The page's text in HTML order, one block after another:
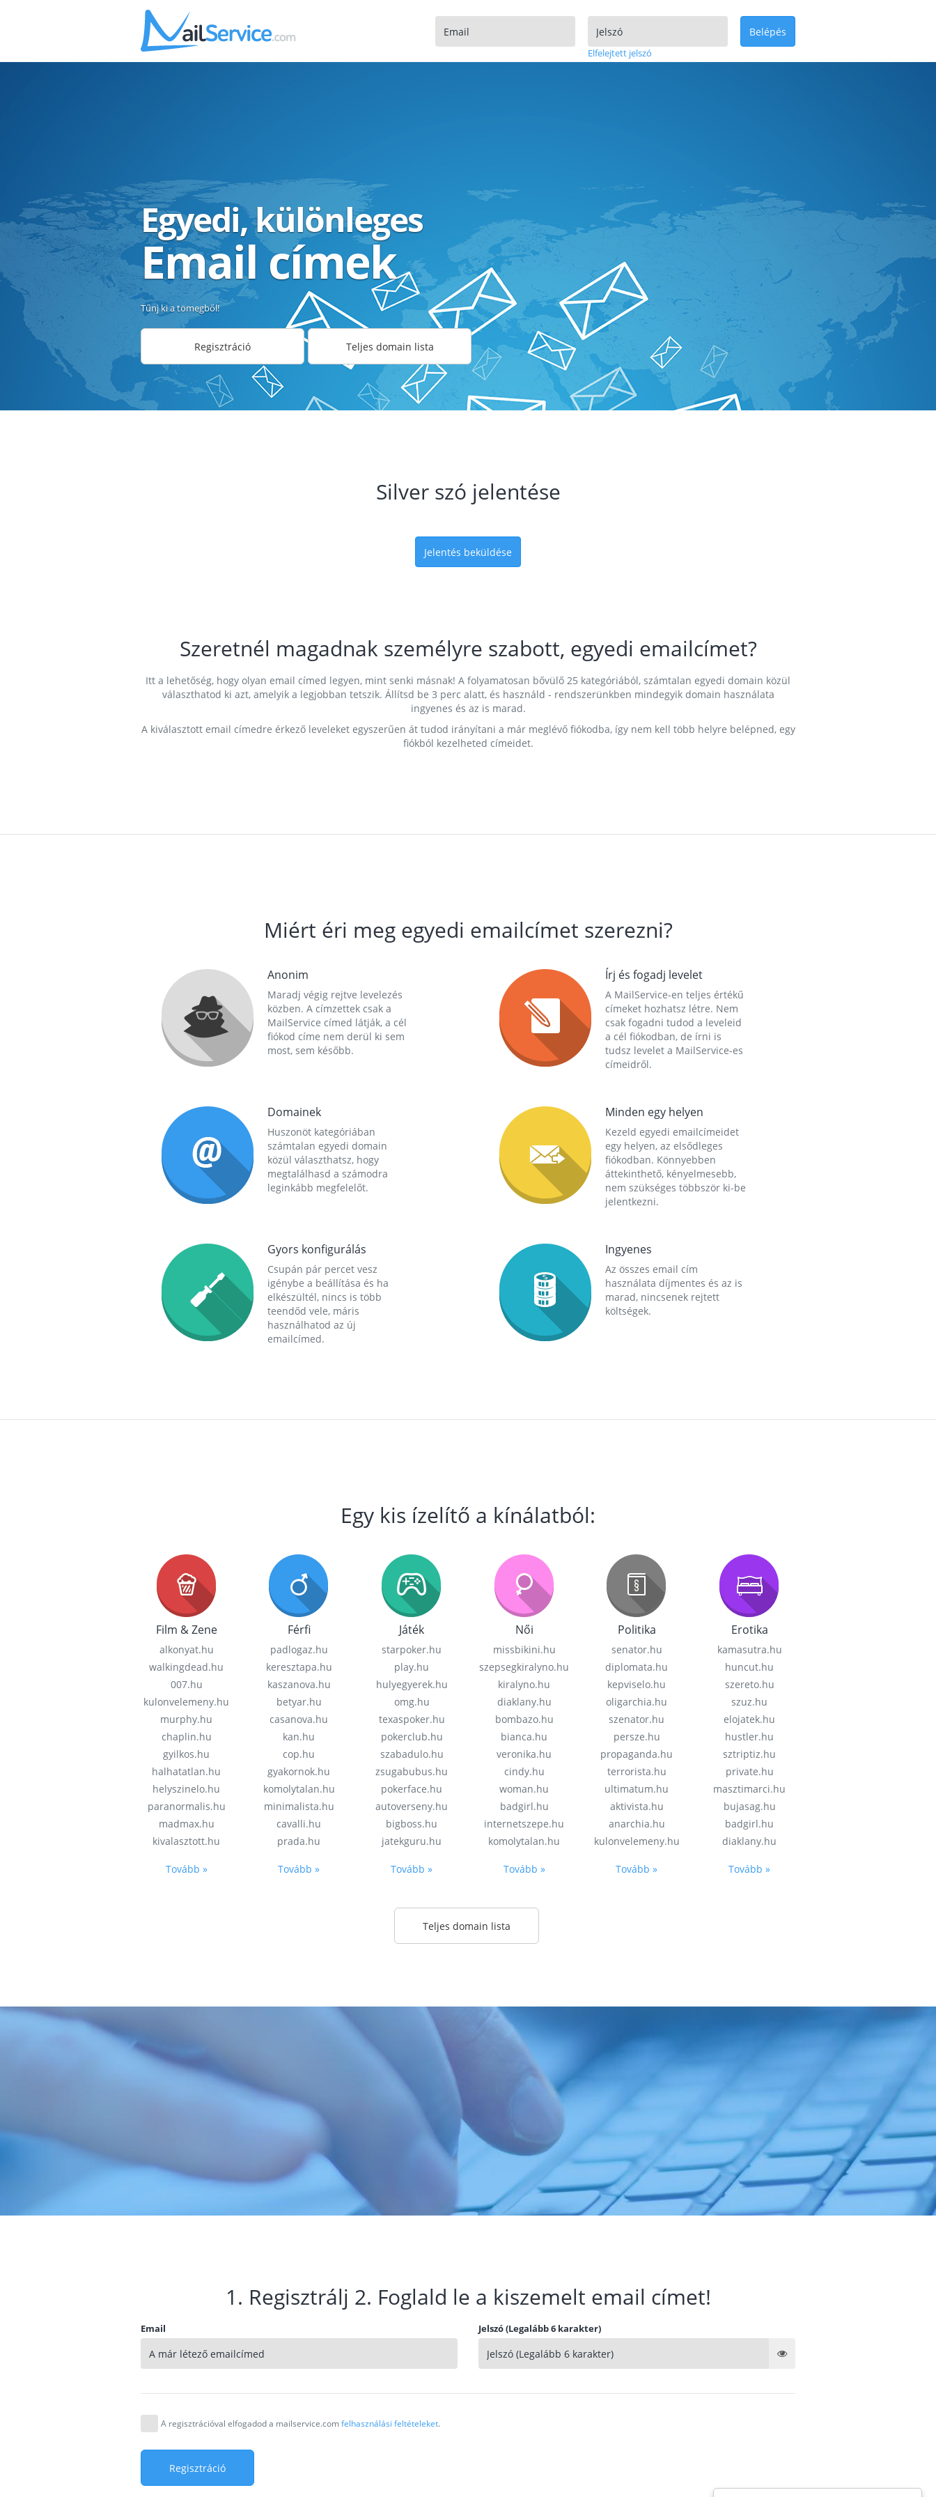
Elfelejtett jelszó
Belépés
Egyedi, különleges
Email címek
Tűnj ki a tömegből!
Regisztráció Teljes domain lista
Silver szó jelentése
Jelentés beküldése
Szeretnél magadnak személyre szabott, egyedi emailcímet?
Itt a lehetőség, hogy olyan email címed legyen, mint senki másnak! A folyamatosan bővülő 25 kategóriából, számtalan egyedi domain közül
választhatod ki azt, amelyik a legjobban tetszik. Állítsd be 3 perc alatt, és használd - rendszerünkben mindegyik domain használata
ingyenes és az is marad.
A kiválasztott email címedre érkező leveleket egyszerűen át tudod irányítani a már meglévő fiókodba, így nem kell több helyre belépned, egy
fiókból kezelheted címeidet.
Miért éri meg egyedi emailcímet szerezni?
Anonim
Maradj végig rejtve levelezés
közben. A címzettek csak a
MailService címed látják, a cél
fiókod címe nem derül ki sem
most, sem később.
Írj és fogadj levelet
A MailService-en teljes értékű
címeket hozhatsz létre. Nem
csak fogadni tudod a leveleid
a cél fiókodban, de írni is
tudsz levelet a MailService-es
címeidről.
Domainek
Huszonöt kategóriában
számtalan egyedi domain
közül választhatsz, hogy
megtalálhasd a számodra
leginkább megfelelőt.
Minden egy helyen
Kezeld egyedi emailcímeidet
egy helyen, az elsődleges
fiókodban. Könnyebben
áttekinthető, kényelmesebb,
nem szükséges többször ki-be
jelentkezni.
Gyors konfigurálás
Csupán pár percet vesz
igénybe a beállítása és ha
elkészültél, nincs is több
teendőd vele, máris
használhatod az új
emailcímed.
Ingyenes
Az összes email cím
használata díjmentes és az is
marad, nincsenek rejtett
költségek.
Egy kis ízelítő a kínálatból:
Film & Zene
alkonyat.hu
walkingdead.hu
007.hu
kulonvelemeny.hu
murphy.hu
chaplin.hu
gyilkos.hu
halhatatlan.hu
helyszinelo.hu
paranormalis.hu
madmax.hu
kivalasztott.hu
Tovább »
Férfi
padlogaz.hu
keresztapa.hu
kaszanova.hu
betyar.hu
casanova.hu
kan.hu
cop.hu
gyakornok.hu
komolytalan.hu
minimalista.hu
cavalli.hu
prada.hu
Tovább »
Játék
starpoker.hu
play.hu
hulyegyerek.hu
omg.hu
texaspoker.hu
pokerclub.hu
szabadulo.hu
zsugabubus.hu
pokerface.hu
autoverseny.hu
bigboss.hu
jatekguru.hu
Tovább »
Női
missbikini.hu
szepsegkiralyno.hu
kiralyno.hu
diaklany.hu
bombazo.hu
bianca.hu
veronika.hu
cindy.hu
woman.hu
badgirl.hu
internetszepe.hu
komolytalan.hu
Tovább »
Politika
senator.hu
diplomata.hu
kepviselo.hu
oligarchia.hu
szenator.hu
persze.hu
propaganda.hu
terrorista.hu
ultimatum.hu
aktivista.hu
anarchia.hu
kulonvelemeny.hu
Tovább »
Erotika
kamasutra.hu
huncut.hu
szereto.hu
szuz.hu
elojatek.hu
hustler.hu
sztriptiz.hu
private.hu
masztimarci.hu
bujasag.hu
badgirl.hu
diaklany.hu
Tovább »
Teljes domain lista
1. Regisztrálj 2. Foglald le a kiszemelt email címet!
Email Jelszó (Legalább 6 karakter)
A regisztrációval elfogadod a mailservice.comfelhasználási feltételeket.
Regisztráció